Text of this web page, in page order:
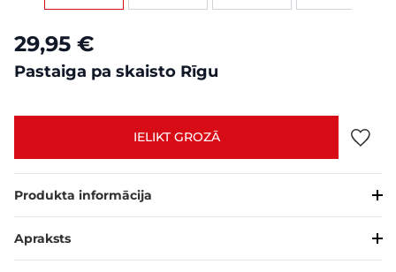
29,95 €
Pastaiga pa skaisto Rīgu
IELIKT GROZĀ
Produkta informācija
Apraksts